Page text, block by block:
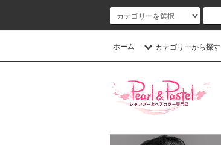
ホーム カテゴリーから探す